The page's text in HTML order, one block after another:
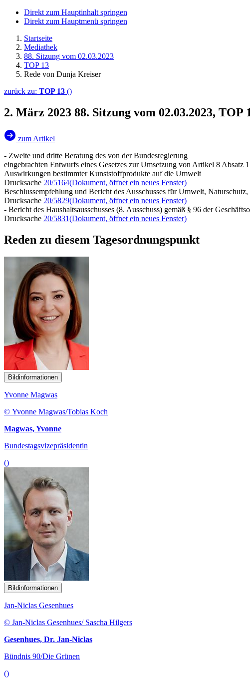
Direkt zum Hauptinhalt springen
Direkt zum Hauptmenü springen
Startseite
Mediathek
88. Sitzung vom 02.03.2023
TOP 13
Rede von Dunja Kreiser
zurück zu: TOP 13 ()
2. März 2023 88. Sitzung vom 02.03.2023,
zum Artikel
- Zweite und dritte Beratung des von der Bundesregierung
eingebrachten Entwurfs eines Gesetzes zur Umsetzung von Artikel 8
Auswirkungen bestimmter Kunststoffprodukte auf die Umwelt
Drucksache 20/5164(Dokument, öffnet ein neues Fenster)
Beschlussempfehlung und Bericht des Ausschusses für Umwelt,
Drucksache 20/5829(Dokument, öffnet ein neues Fenster)
- Bericht des Haushaltsausschusses (8. Ausschuss) gemäß § 96 der
Drucksache 20/5831(Dokument, öffnet ein neues Fenster)
Reden zu diesem Tagesordnungspunkt
Bildinformationen
Yvonne Magwas
© Yvonne Magwas/Tobias Koch
Magwas, Yvonne
Bundestagsvizepräsidentin
()
Bildinformationen
Jan-Niclas Gesenhues
© Jan-Niclas Gesenhues/ Sascha Hilgers
Gesenhues, Dr. Jan-Niclas
Bündnis 90/Die Grünen
()